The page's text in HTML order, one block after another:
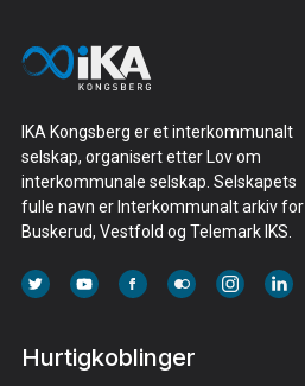
IKA Kongsberg er et interkommunalt
selskap, organisert etter Lov om
interkommunale selskap. Selskapets
fulle navn er Interkommunalt arkiv for
Buskerud, Vestfold og Telemark IKS.
Hurtigkoblinger